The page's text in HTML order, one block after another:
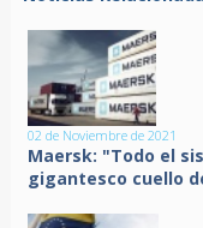
02 de Noviembre de 2021
Maersk: "Todo el
gigantesco cuello